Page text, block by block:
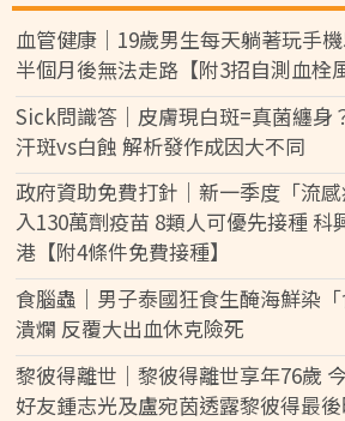
血管健康｜19歲男生每天躺著玩手
半個月後無法走路【附3招自測血栓
Sick問識答｜皮膚現白斑=真菌纏身
汗斑vs白蝕 解析發作成因大不同
政府資助免費打針｜新一季度「流
入130萬劑疫苗 8類人可優先接種 科
港【附4條件免費接種】
食腦蟲｜男子泰國狂食生醃海鮮染
潰爛 反覆大出血休克險死
黎彼得離世｜黎彼得離世享年76歲
好友鍾志光及盧宛茵透露黎彼得最